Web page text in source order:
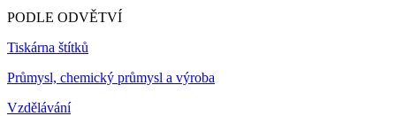
PODLE ODVĚTVÍ
Tiskárna štítků
Průmysl, chemický průmysl a výroba
Vzdělávání